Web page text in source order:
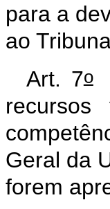
para a
ao
Art. 7o
Geral da
forem